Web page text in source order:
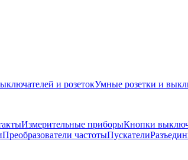
и розетокУмные розетки и
Измерительные приборыКнопки
Преобразователи частотыПускатели